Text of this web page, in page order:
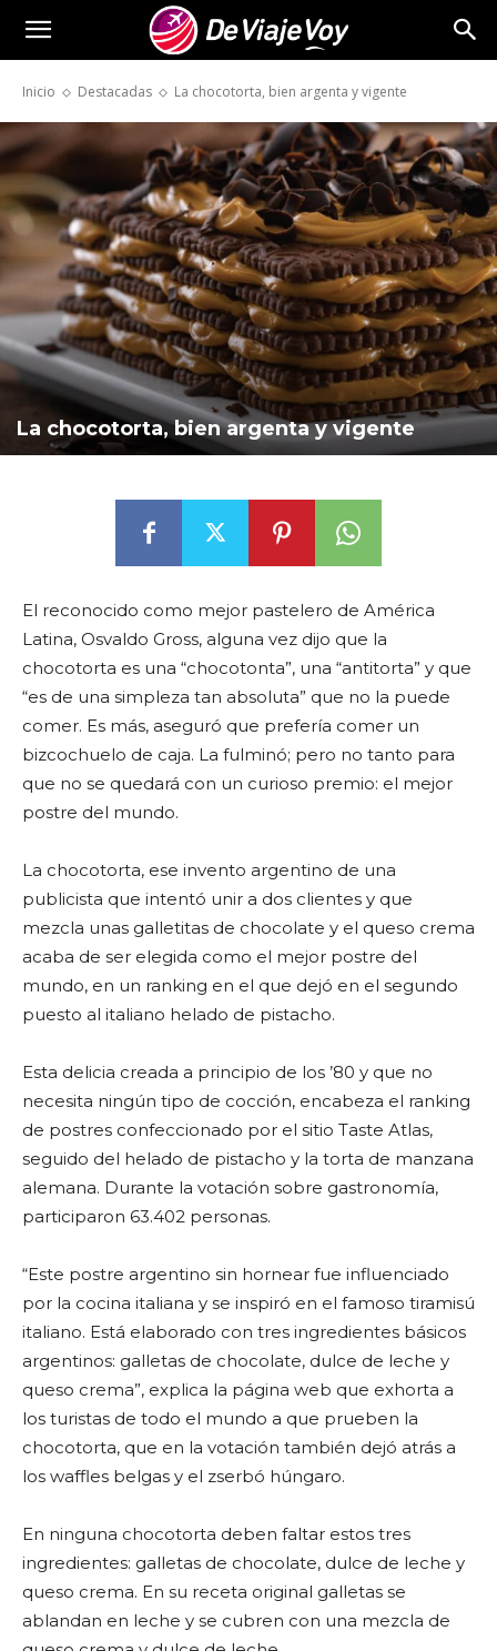
Viaje
Voy
Inicio Destacadas La chocotorta, bien argenta y vigente
La chocotorta, bien argenta y vigente
El reconocido como mejor pastelero de América
Latina, Osvaldo Gross, alguna vez dijo que la
chocotorta es una “chocotonta”, una “antitorta” y que
“es de una simpleza tan absoluta” que no la puede
comer. Es más, aseguró que prefería comer un
bizcochuelo de caja. La fulminó; pero no tanto para
que no se quedará con un curioso premio: el mejor
postre del mundo.
La chocotorta, ese invento argentino de una
publicista que intentó unir a dos clientes y que
mezcla unas galletitas de chocolate y el queso crema
acaba de ser elegida como el mejor postre del
mundo, en un ranking en el que dejó en el segundo
puesto al italiano helado de pistacho.
Esta delicia creada a principio de los ’80 y que no
necesita ningún tipo de cocción, encabeza el ranking
de postres confeccionado por el sitio Taste Atlas,
seguido del helado de pistacho y la torta de manzana
alemana. Durante la votación sobre gastronomía,
participaron 63.402 personas.
“Este postre argentino sin hornear fue influenciado
por la cocina italiana y se inspiró en el famoso tiramisú
italiano. Está elaborado con tres ingredientes básicos
argentinos: galletas de chocolate, dulce de leche y
queso crema”, explica la página web que exhorta a
los turistas de todo el mundo a que prueben la
chocotorta, que en la votación también dejó atrás a
los waffles belgas y el zserbó húngaro.
En ninguna chocotorta deben faltar estos tres
ingredientes: galletas de chocolate, dulce de leche y
queso crema. En su receta original galletas se
ablandan en leche y se cubren con una mezcla de